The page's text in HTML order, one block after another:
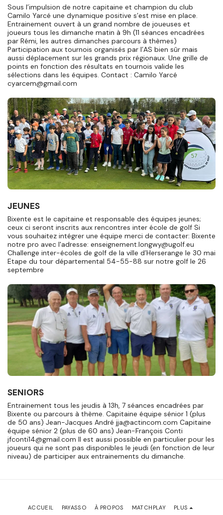
Sous l’impulsion de notre capitaine et champion du club
Camilo Yarcé une dynamique positive s’est mise en place.
Entrainement ouvert à un grand nombre de joueuses et
joueurs tous les dimanche matin à 9h (11 séances encadrées
par Rémi, les autres dimanches parcours à thèmes)
Participation aux tournois organisés par l’AS bien sûr mais
aussi déplacement sur les grands prix régionaux. Une grille de
points en fonction des résultats en tournois valide les
sélections dans les équipes. Contact : Camilo Yarcé
cyarcem@gmail.com
JEUNES
Bixente est le capitaine et responsable des équipes jeunes;
ceux ci seront inscrits aux rencontres inter école de golf Si
vous souhaitez intégrer une équipe merci de contacter: Bixente
notre pro avec l'adresse: enseignement.longwy@ugolf.eu
Challenge inter-écoles de golf de la ville d’Herserange le 30 mai
Etape du tour départemental 54-55-88 sur notre golf le 26
septembre
SENIORS
Entrainement tous les jeudis à 13h, 7 séances encadrées par
Bixente ou parcours à thème. Capitaine équipe sénior 1 (plus
de 50 ans) Jean-Jacques André jja@actincom.com Capitaine
équipe sénior 2 (plus de 60 ans) Jean-François Conti
jfconti14@gmail.com Il est aussi possible en particulier pour les
joueurs qui ne sont pas disponibles le jeudi (en fonction de leur
niveau) de participer aux entrainements du dimanche.
ACCUEIL PAYASSO À PROPOS MATCHPLAY PLUS